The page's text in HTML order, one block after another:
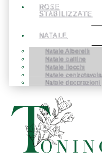
ROSE
STABILIZZATE
NATALE
Natale Alberelli
Natale palline
Natale fiocchi
Natale centrotavola
Natale decorazioni